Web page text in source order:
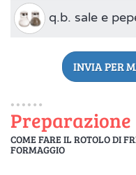
q.b. sale e
INVIA PER
Preparazione
COME FARE IL ROTOLO DI
FORMAGGIO